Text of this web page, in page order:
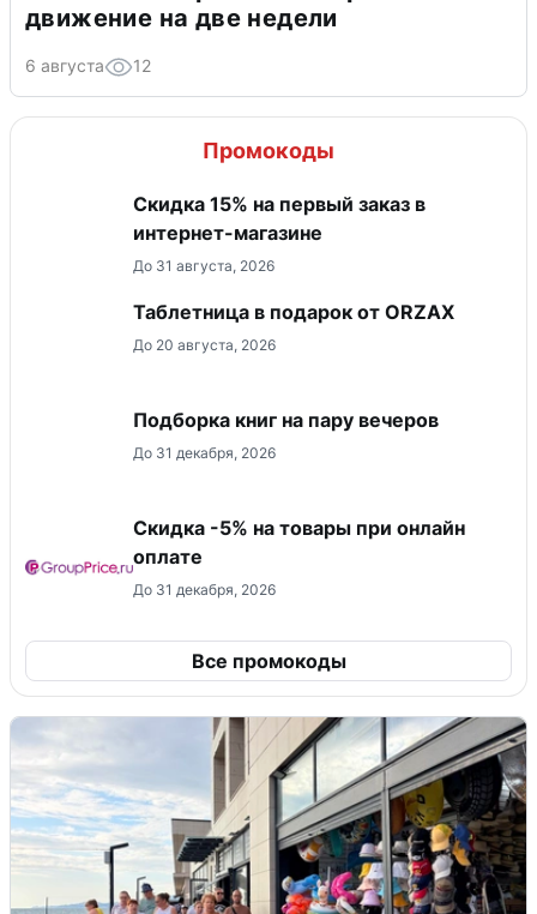
движение на две недели
6 августа 12
Промокоды
Скидка 15% на первый заказ в
интернет-магазине
До 31 августа, 2026
Таблетница в подарок от ORZAX
До 20 августа, 2026
Подборка книг на пару вечеров
До 31 декабря, 2026
​Скидка -5% на товары при онлайн
оплате
До 31 декабря, 2026
Все промокоды